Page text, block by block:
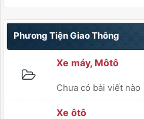
Phương Tiện Giao Thông
Xe máy, Môtô
Chưa có bài viết nào
Xe ôtô